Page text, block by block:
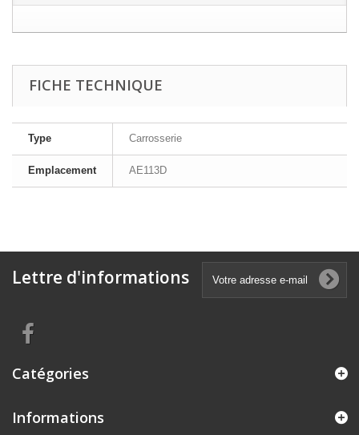
FICHE TECHNIQUE
Type Carrosserie
Emplacement AE113D
Lettre d'informations
Catégories
Informations